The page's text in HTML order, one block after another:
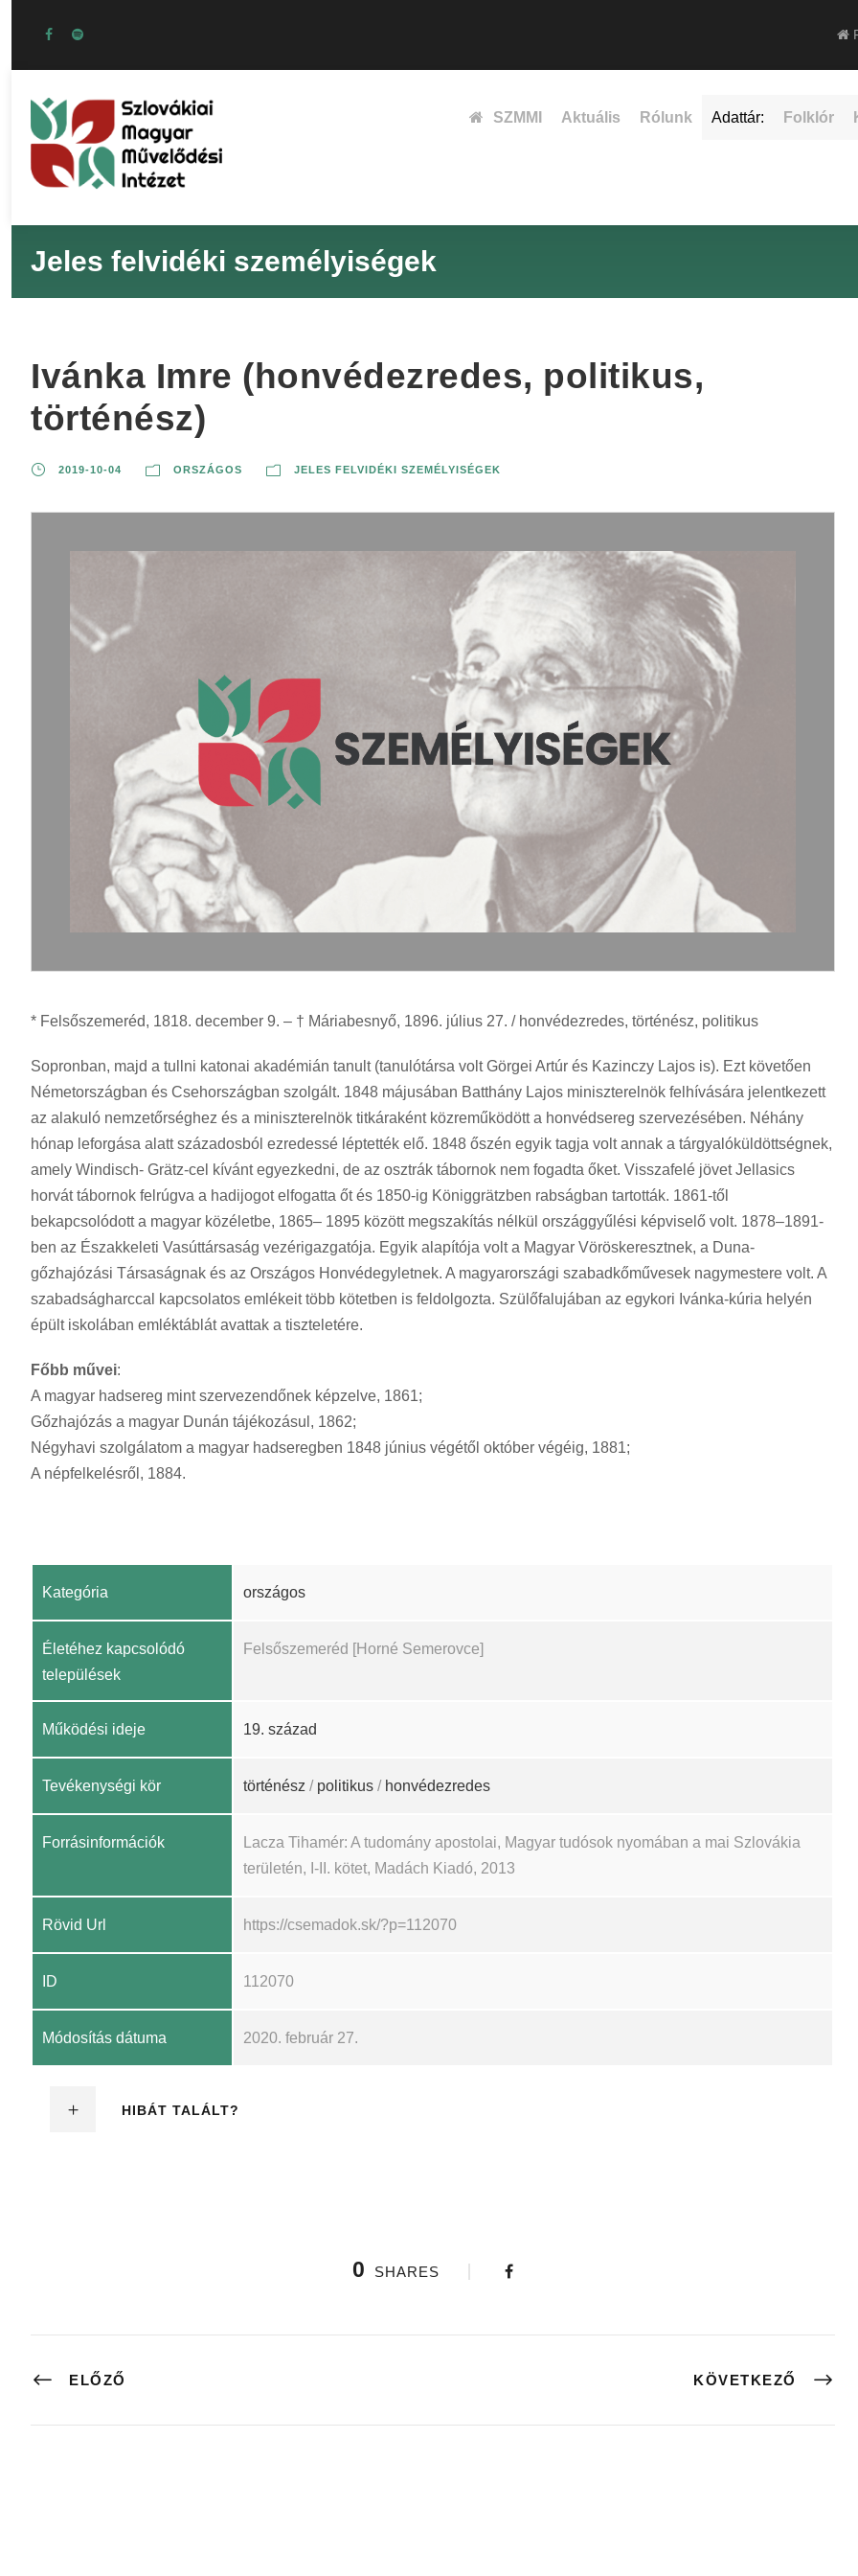
SZMMI Aktuális Rólunk Adattár: Folklór
Jeles felvidéki személyiségek
Ivánka Imre (honvédezredes, politikus,
történész)
2019-10-04 ORSZÁGOS JELES FELVIDÉKI SZEMÉLYISÉGEK
* Felsőszemeréd, 1818. december 9. – † Máriabesnyő, 1896. július 27. / honvédezredes, történész, politikus
Sopronban, majd a tullni katonai akadémián tanult (tanulótársa volt Görgei Artúr és Kazinczy Lajos is). Ezt követően
Németországban és Csehországban szolgált. 1848 májusában Batthány Lajos miniszterelnök felhívására jelentkezett
az alakuló nemzetőrséghez és a miniszterelnök titkáraként közreműködött a honvédsereg szervezésében. Néhány
hónap leforgása alatt századosból ezredessé léptették elő. 1848 őszén egyik tagja volt annak a tárgyalóküldöttségnek,
amely Windisch- Grätz-cel kívánt egyezkedni, de az osztrák tábornok nem fogadta őket. Visszafelé jövet Jellasics
horvát tábornok felrúgva a hadijogot elfogatta őt és 1850-ig Königgrätzben rabságban tartották. 1861-től
bekapcsolódott a magyar közéletbe, 1865– 1895 között megszakítás nélkül országgyűlési képviselő volt. 1878–1891-
ben az Északkeleti Vasúttársaság vezérigazgatója. Egyik alapítója volt a Magyar Vöröskeresztnek, a Duna-
gőzhajózási Társaságnak és az Országos Honvédegyletnek. A magyarországi szabadkőművesek nagymestere volt. A
szabadságharccal kapcsolatos emlékeit több kötetben is feldolgozta. Szülőfalujában az egykori Ivánka-kúria helyén
épült iskolában emléktáblát avattak a tiszteletére.
Főbb művei:
A magyar hadsereg mint szervezendőnek képzelve, 1861;
Gőzhajózás a magyar Dunán tájékozásul, 1862;
Négyhavi szolgálatom a magyar hadseregben 1848 június végétől október végéig, 1881;
A népfelkelésről, 1884.
Kategória országos
Életéhez kapcsolódó
települések
Felsőszemeréd [Horné Semerovce]
Működési ideje 19. század
Tevékenységi kör történész / politikus / honvédezredes
Forrásinformációk
Lacza Tihamér: A tudomány apostolai, Magyar tudósok nyomában a mai Szlovákia
területén, I-II. kötet, Madách Kiadó, 2013
Rövid Url https://csemadok.sk/?p=112070
ID 112070
Módosítás dátuma 2020. február 27.
HIBÁT TALÁLT?
0 SHARES
ELŐZŐ KÖVETKEZŐ